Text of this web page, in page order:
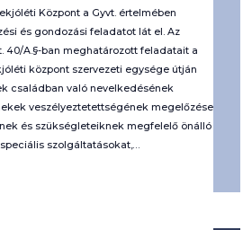
Központ a Gyvt. értelmében
és gondozási feladatot lát el. Az
40/A.§-ban meghatározott feladatait a
központ szervezeti egysége útján
családban való nevelkedésének
veszélyeztetettségének megelőzése
és szükségleteiknek megfelelő önálló
szolgáltatásokat,…